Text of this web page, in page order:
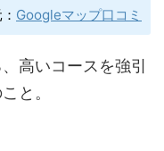
Googleマップ口コミ
高いコースを強引
と。